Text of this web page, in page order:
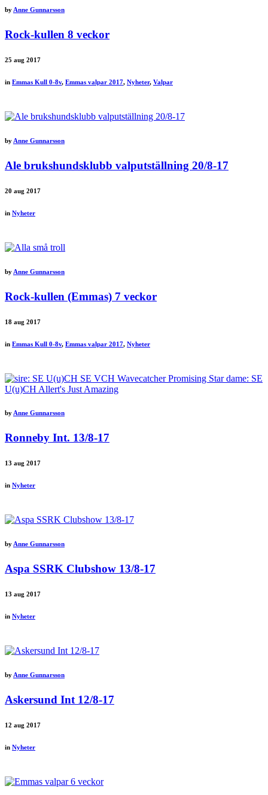
by Anne Gunnarsson
Rock-kullen 8 veckor
25 aug 2017
in Emmas Kull 0-8v, Emmas valpar 2017, Nyheter, Valpar
by Anne Gunnarsson
Ale brukshundsklubb valputställning 20/8-17
20 aug 2017
in Nyheter
by Anne Gunnarsson
Rock-kullen (Emmas) 7 veckor
18 aug 2017
in Emmas Kull 0-8v, Emmas valpar 2017, Nyheter
byAnne Gunnarsson
Ronneby Int. 13/8-17
13 aug 2017
in Nyheter
by Anne Gunnarsson
Aspa SSRK Clubshow 13/8-17
13 aug 2017
in Nyheter
by Anne Gunnarsson
Askersund Int 12/8-17
12 aug 2017
in Nyheter